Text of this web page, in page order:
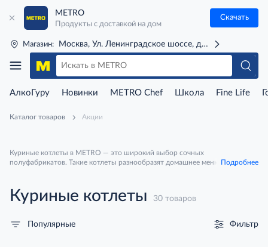
METRO
Продукты с доставкой на дом
Скачать
Магазин: Москва, Ул. Ленинградское шоссе, д. 71Г (м. Речной
АлкоГуру Новинки METRO Chef Школа Fine Life
Каталог товаров Акции
Куриные котлеты в METRO — это широкий выбор сочных
полуфабрикатов. Такие котлеты разнообразят домашнее меню, станут
Подробнее
Куриные котлеты 30 товаров
Популярные Фильтр